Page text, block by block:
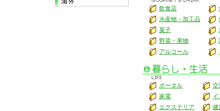
飲食店
水産物・加工品
菓子
野菜・果物
アルコール
ポータル
交
家電
イ
エクステリア
健